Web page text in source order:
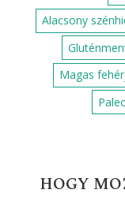
Alacsony
Magas
HOGY